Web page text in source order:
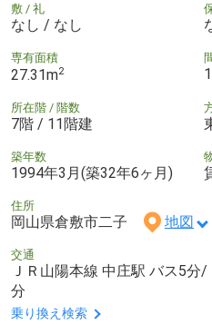
敷 / 礼
なし / なし
専有面積
27.31m2
所在階 / 階数
7階 / 11階建
築年数
1994年3月(築32年6ヶ月)
住所
岡山県倉敷市二子 地図
交通
ＪＲ山陽本線 中庄駅 バス5分
分
乗り換え検索